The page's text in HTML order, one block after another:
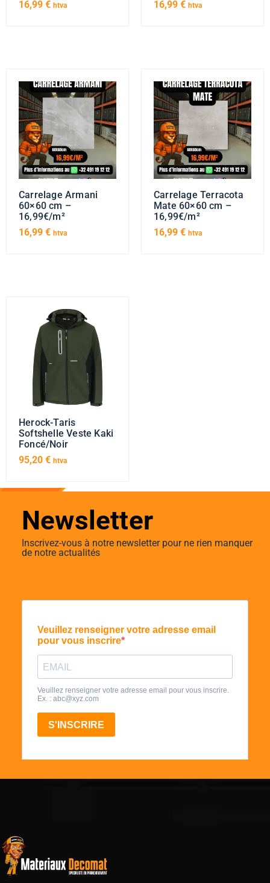
16,99 € htva 16,99 € htva
Carrelage Armani
60×60 cm –
16,99€/m²
16,99 € htva
Carrelage Terracota
Mate 60×60 cm –
16,99€/m²
16,99 € htva
Herock-Taris
Softshelle Veste Kaki
Foncé/Noir
95,20 € htva
Newsletter
Inscrivez-vous à notre newsletter pour ne rien manquer
de notre actualités